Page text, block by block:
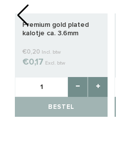
Premium gold plated
kalotje ca. 3.6mm
€0,20 Incl. btw
€0,17 Excl. btw
BESTEL